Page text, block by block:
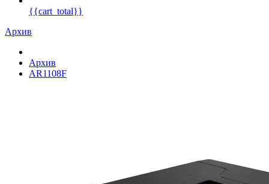
{{cart_total}}
Архив
Архив
AR1108F